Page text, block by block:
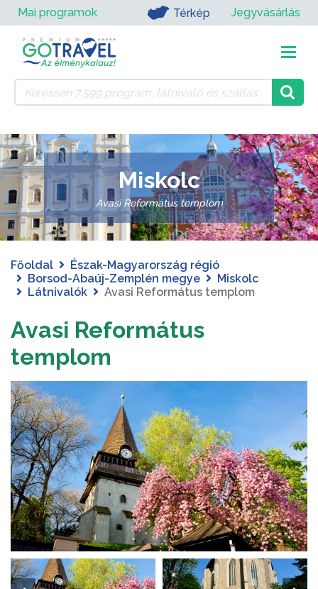
Mai programok Térkép Jegyvásárlás
Miskolc
Avasi Református templom
Főoldal
Észak-Magyarország régió
Borsod-Abaúj-Zemplén megye
Miskolc
Látnivalók
Avasi Református templom
Avasi Református
templom